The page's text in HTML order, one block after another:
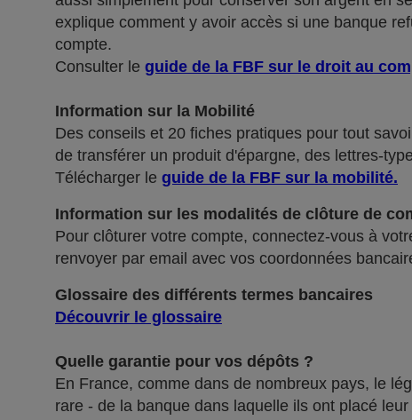
explique comment y avoir accès si une banque
compte.
Consulter le guide de la FBF sur le droit au
Information sur la Mobilité
Des conseils et 20 fiches pratiques pour tout
de transférer un produit d'épargne, des lettres-
Télécharger le guide de la FBF sur la mobilité.
Information sur les modalités de clôture de
Pour clôturer votre compte, connectez-vous à
renvoyer par email avec vos coordonnées
Glossaire des différents termes bancaires
Découvrir le glossaire
Quelle garantie pour vos dépôts ?
En France, comme dans de nombreux pays, le
rare - de la banque dans laquelle ils ont placé